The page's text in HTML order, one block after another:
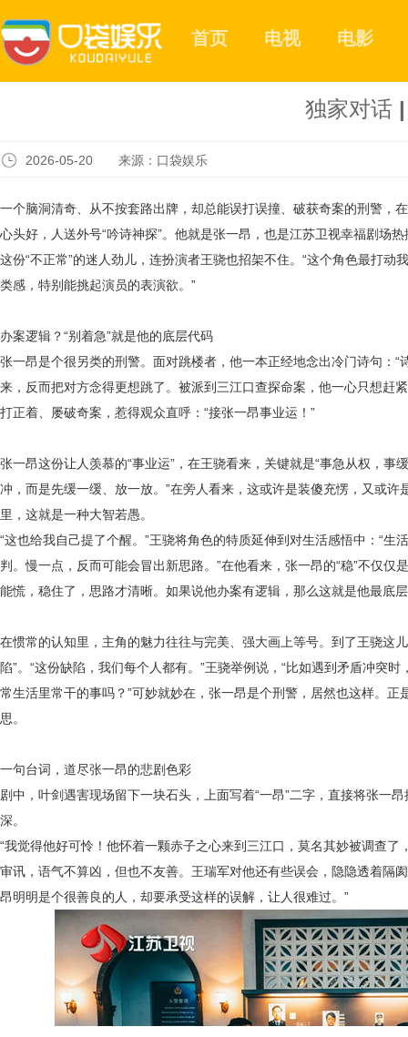
首页 电视 电影
独家对话
2026-05-20 来源：口袋娱乐
一个脑洞清奇、从不按套路出牌，却总能误打误撞、破获奇案的刑警，
心头好，人送外号“吟诗神探”。‌他就是张一昂，也是江苏卫视幸福剧场
这份“不正常”的迷人劲儿，连扮演者王骁也招架不住。“这个角色最打动
类感，特别能挑起演员的表演欲。”
办案逻辑？“别着急”就是他的底层代码
张一昂是个很另类的刑警。面对跳楼者，他一本正经地念出冷门诗句： “
来，反而把对方念得更想跳了。被派到三江口查探命案，他一心只想赶
打正着、屡破奇案，惹得观众直呼：“接张一昂事业运！”
张一昂这份让人羡慕的“事业运”，在王骁看来，关键就是“事急从权，事
冲，而是先缓一缓、放一放。”在旁人看来，这或许是装傻充愣，又或
里，这就是一种大智若愚。
“这也给我自己提了个醒。”王骁将角色的特质延伸到对生活感悟中：“生
判。慢一点，反而可能会冒出新思路。”在他看来，张一昂的“稳”不仅仅
能慌，稳住了，思路才清晰。如果说他办案有逻辑，那么这就是他最底
在惯常的认知里，主角的魅力往往与完美、强大画上等号。到了王骁这
陷”。“这份缺陷，我们每个人都有。”王骁举例说，“比如遇到矛盾冲突
常生活里常干的事吗？”可妙就妙在，张一昂是个刑警，居然也这样。正
思。
一句台词，道尽张一昂的悲剧色彩
剧中，叶剑遇害现场留下一块石头，上面写着“一昂”二字，直接将张一
深。
“我觉得他好可怜！他怀着一颗赤子之心来到三江口，莫名其妙被调查
审讯，语气不算凶，但也不友善。王瑞军对他还有些误会，隐隐透着隔
昂明明是个很善良的人，却要承受这样的误解，让人很难过。”